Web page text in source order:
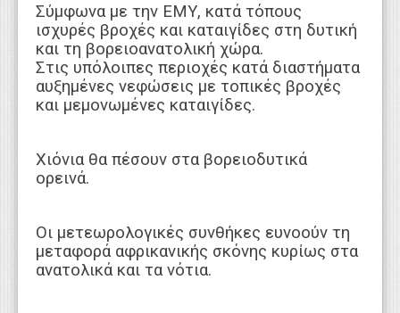
Σύμφωνα με την ΕΜΥ, κατά τόπους
ισχυρές βροχές και καταιγίδες στη δυτική
και τη βορειοανατολική χώρα.
Στις υπόλοιπες περιοχές κατά διαστήματα
αυξημένες νεφώσεις με τοπικές βροχές
και μεμονωμένες καταιγίδες.
Χιόνια θα πέσουν στα βορειοδυτικά
ορεινά.
Οι μετεωρολογικές συνθήκες ευνοούν τη
μεταφορά αφρικανικής σκόνης κυρίως στα
ανατολικά και τα νότια.